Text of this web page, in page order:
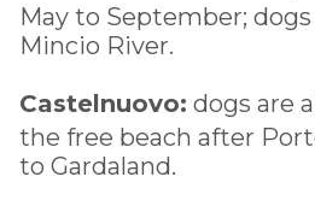
May to September;
Mincio River.
Castelnuovo: dogs are
the free beach after
to Gardaland.